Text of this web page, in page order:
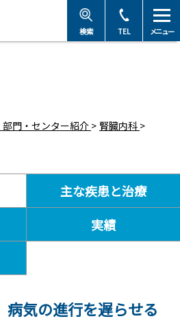
メニュー
TEL
検索
門・センター紹介 > 腎臓内科 >
主な疾患と治療
実績
病気の進行を遅らせる